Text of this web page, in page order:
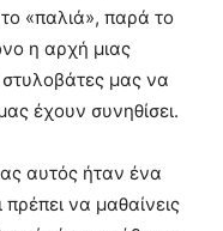
«παλιά», παρά το
η αρχή μιας
στυλοβάτες μας να
έχουν συνηθίσει.
αυτός ήταν ένα
να μαθαίνεις